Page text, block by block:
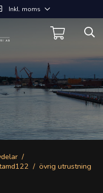
Inkl. moms
övrig utrustning